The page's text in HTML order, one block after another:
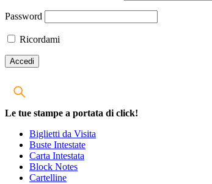
Password
Ricordami
Le tue stampe a portata di click!
Biglietti da Visita
Buste Intestate
Carta Intestata
Block Notes
Cartelline